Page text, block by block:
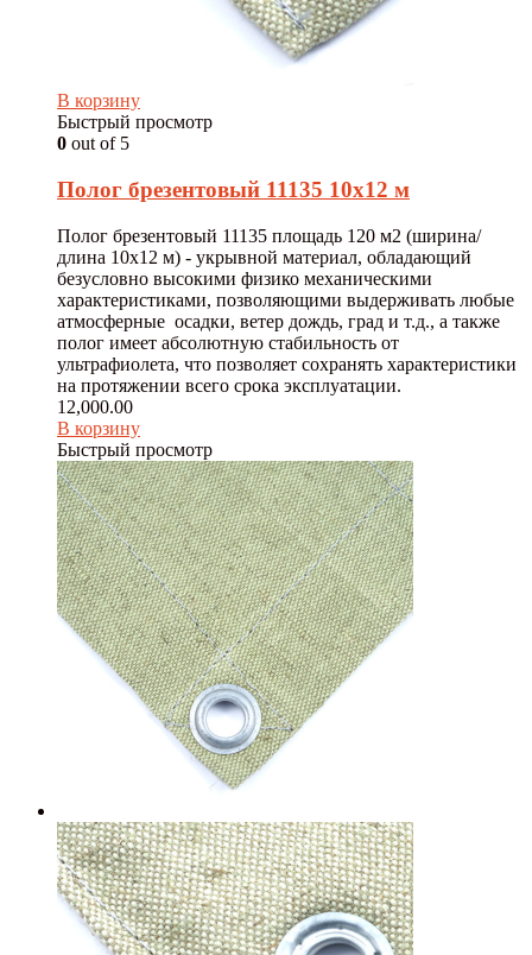
В корзину
Быстрый просмотр
0 out of 5
Полог брезентовый 11135 10х12 м
Полог брезентовый 11135 площадь 120 м2 (ширина/
длина 10х12 м) - укрывной материал, обладающий
безусловно высокими физико механическими
характеристиками, позволяющими выдерживать любые
атмосферные осадки, ветер дождь, град и т.д., а также
полог имеет абсолютную стабильность от
ультрафиолета, что позволяет сохранять характеристики
на протяжении всего срока эксплуатации.
12,000.00
В корзину
Быстрый просмотр